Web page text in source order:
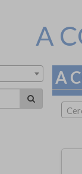
A
A